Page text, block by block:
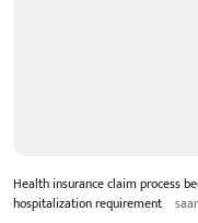
Health insurance claim process
hospitalization requirement